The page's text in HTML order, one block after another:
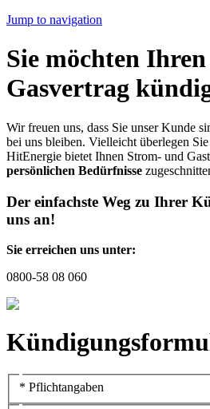
Jump to navigation
Sie möchten
Gasvertrag
Wir freuen uns, dass Sie unser Kunde
bei uns bleiben. Vielleicht überlegen
HitEnergie bietet Ihnen Strom- und
persönlichen Bedürfnisse
Der einfachste Weg zu Ihrer
uns an!
Sie erreichen uns unter:
0800-58 08 060
* Pflichtangaben